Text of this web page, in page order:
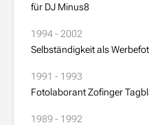
für DJ Minus8
1994 - 2002
Selbständigkeit als
1991 - 1993
Fotolaborant Zofinger
1989 - 1992